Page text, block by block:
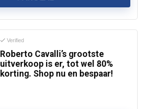
Verified
Roberto Cavalli’s grootste
uitverkoop is er, tot wel 80%
korting. Shop nu en bespaar!